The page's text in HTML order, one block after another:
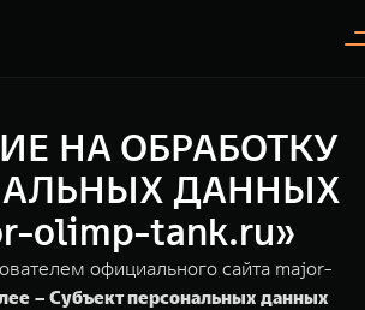
Модели
Покупателям
Владельцам
О дилере
НА ОБРАБОТКУ
ДАННЫХ
olimp-tank.ru»
официального сайта major-
– Субъект персональных данных